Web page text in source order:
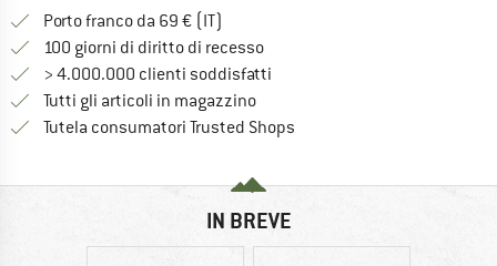
Porto franco da 69 € (IT)
100 giorni di diritto di recessoVai alla politica di recesso qui
> 4.000.000 clienti soddisfatti
Tutti gli articoli in magazzino
Tutela consumatori Trusted Shops
IN BREVE